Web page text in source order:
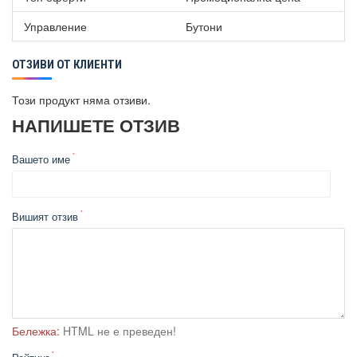
Отваряне на “клик”.
Макс. мощност - 800 W.
Grill конвенционален - 1000 W.
Електронен таймер - 95 минути.
LED дисплей.
Управление
Бутони
ОТЗИВИ ОТ КЛИЕНТИ
Този продукт няма отзиви.
НАПИШЕТЕ ОТЗИВ
Вашето име
Вишият отзив
Бележка: HTML не е преведен!